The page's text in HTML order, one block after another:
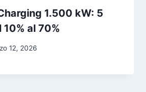
1.500 kW: 5
al 70%
12, 2026